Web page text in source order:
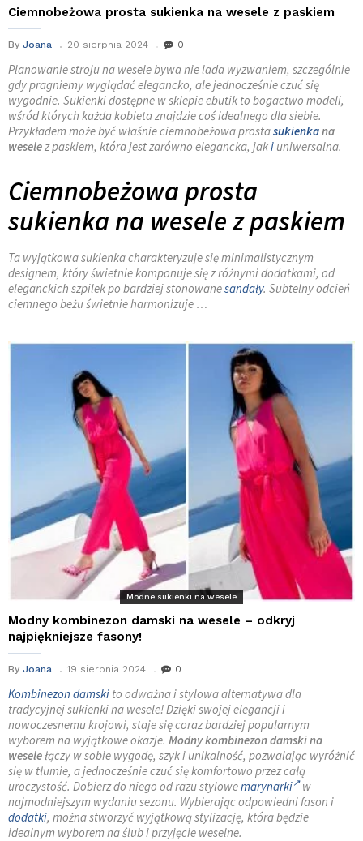
Ciemnobeżowa prosta sukienka na wesele z paskiem
By Joana 20 sierpnia 2024 0
Planowanie stroju na wesele bywa nie lada wyzwaniem, szczególnie
gdy pragniemy wyglądać elegancko, ale jednocześnie czuć się
wygodnie. Sukienki dostępne w sklepie ebutik to bogactwo modeli,
wśród których każda kobieta znajdzie coś idealnego dla siebie.
Przykładem może być właśnie ciemnobeżowa prostasukienkana
weselez paskiem, która jest zarówno elegancka, jaki uniwersalna.
Ciemnobeżowa prosta
sukienka na wesele z paskiem
Ta wyjątkowa sukienka charakteryzuje się minimalistycznym
designem, który świetnie komponuje się z różnymi dodatkami, od
eleganckich szpilek po bardziej stonowanesandały. Subtelny odcień
ciemnego beżu świetnie harmonizuje …
Modne sukienki na wesele
Modny kombinezon damski na wesele – odkryj
najpiękniejsze fasony!
By Joana 19 sierpnia 2024 0
Kombinezon damski to odważna i stylowa alternatywa dla
tradycyjnej sukienki na wesele! Dzięki swojej elegancji i
nowoczesnemu krojowi, staje się coraz bardziej popularnym
wyborem na wyjątkowe okazje. Modny kombinezon damski na
weselełączy w sobie wygodę, szyk i unikalność, pozwalając wyróżnić
się w tłumie, a jednocześnie czuć się komfortowo przez całą
uroczystość. Dobierz do niego od razu stylowemarynarki w
najmodniejszym wydaniu sezonu. Wybierając odpowiedni fason i
dodatki, można stworzyć wyjątkową stylizację, która będzie
idealnym wyborem na ślub i przyjęcie weselne.